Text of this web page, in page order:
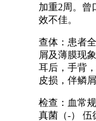
加重2周。曾
效不佳。
查体：患者
屑及薄膜现
耳后，手背
皮损，伴鳞
检查：血常
真菌（-） 伍